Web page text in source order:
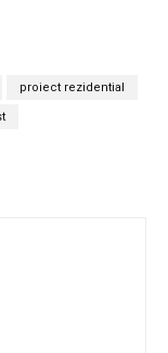
proiect rezidential